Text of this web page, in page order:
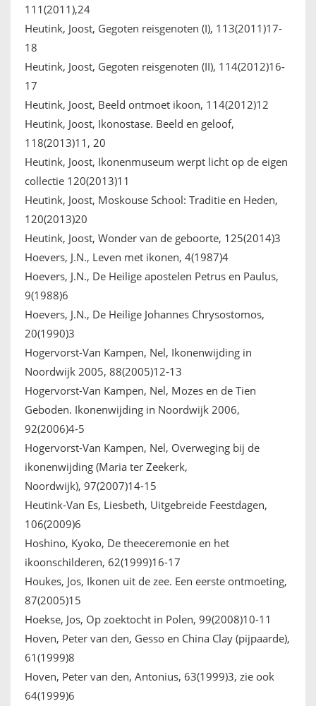
111(2011),24
Heutink, Joost, Gegoten reisgenoten (I), 113(2011)17-
18
Heutink, Joost, Gegoten reisgenoten (II), 114(2012)16-
17
Heutink, Joost, Beeld ontmoet ikoon, 114(2012)12
Heutink, Joost, Ikonostase. Beeld en geloof,
118(2013)11, 20
Heutink, Joost, Ikonenmuseum werpt licht op de eigen
collectie 120(2013)11
Heutink, Joost, Moskouse School: Traditie en Heden,
120(2013)20
Heutink, Joost, Wonder van de geboorte, 125(2014)3
Hoevers, J.N., Leven met ikonen, 4(1987)4
Hoevers, J.N., De Heilige apostelen Petrus en Paulus,
9(1988)6
Hoevers, J.N., De Heilige Johannes Chrysostomos,
20(1990)3
Hogervorst-Van Kampen, Nel, Ikonenwijding in
Noordwijk 2005, 88(2005)12-13
Hogervorst-Van Kampen, Nel, Mozes en de Tien
Geboden. Ikonenwijding in Noordwijk 2006,
92(2006)4-5
Hogervorst-Van Kampen, Nel, Overweging bij de
ikonenwijding (Maria ter Zeekerk,
Noordwijk), 97(2007)14-15
Heutink-Van Es, Liesbeth, Uitgebreide Feestdagen,
106(2009)6
Hoshino, Kyoko, De theeceremonie en het
ikoonschilderen, 62(1999)16-17
Houkes, Jos, Ikonen uit de zee. Een eerste ontmoeting,
87(2005)15
Hoekse, Jos, Op zoektocht in Polen, 99(2008)10-11
Hoven, Peter van den, Gesso en China Clay (pijpaarde),
61(1999)8
Hoven, Peter van den, Antonius, 63(1999)3, zie ook
64(1999)6